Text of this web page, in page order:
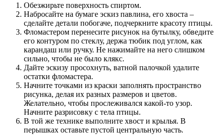
Обезжирьте поверхность спиртом.
Набросайте на бумаге эскиз павлина, его хвоста –
сделайте детали побогаче, подчеркните красоту птицы.
Фломастером перенесите рисунок на бутылку, обведите
его контуром по стеклу, держа тюбик под углом, как
карандаш или ручку. Не нажимайте на него слишком
сильно, чтобы не было клякс.
Дайте эскизу просохнуть, ватной палочкой удалите
остатки фломастера.
Начните точками из краски заполнять пространство
рисунка, делая их разных размеров и цветов.
Желательно, чтобы прослеживался какой-то узор.
Начните разрисовку с тела птицы.
В той же технике выполните хвост и крылья. В
перышках оставьте пустой центральную часть.